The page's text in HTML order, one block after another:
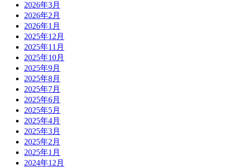
2026年3月
2026年2月
2026年1月
2025年12月
2025年11月
2025年10月
2025年9月
2025年8月
2025年7月
2025年6月
2025年5月
2025年4月
2025年3月
2025年2月
2025年1月
2024年12月